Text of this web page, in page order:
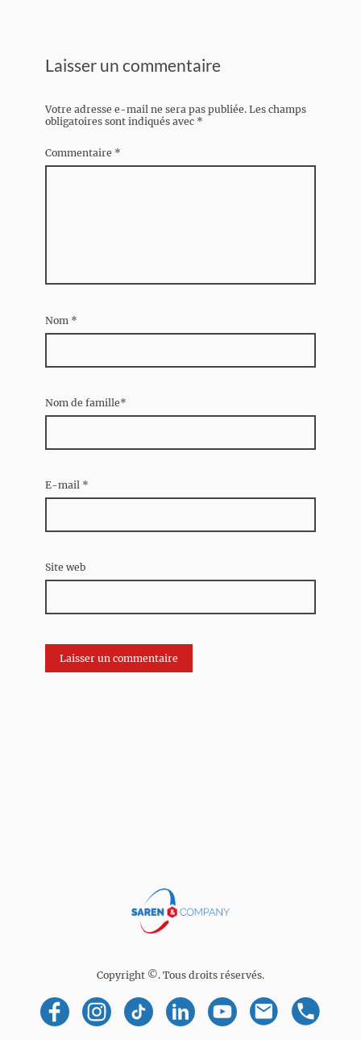
Laisser un commentaire
Votre adresse e-mail ne sera pas publiée. Les champs
obligatoires sont indiqués avec *
Commentaire *
Nom *
Nom de famille*
E-mail *
Site web
Copyright ©. Tous droits réservés.